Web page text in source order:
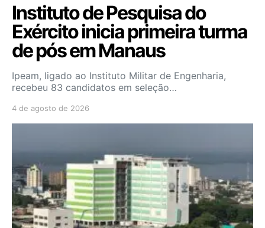
Instituto de Pesquisa do
Exército inicia primeira turma
de pós em Manaus
Ipeam, ligado ao Instituto Militar de Engenharia,
recebeu 83 candidatos em seleção…
4 de agosto de 2026